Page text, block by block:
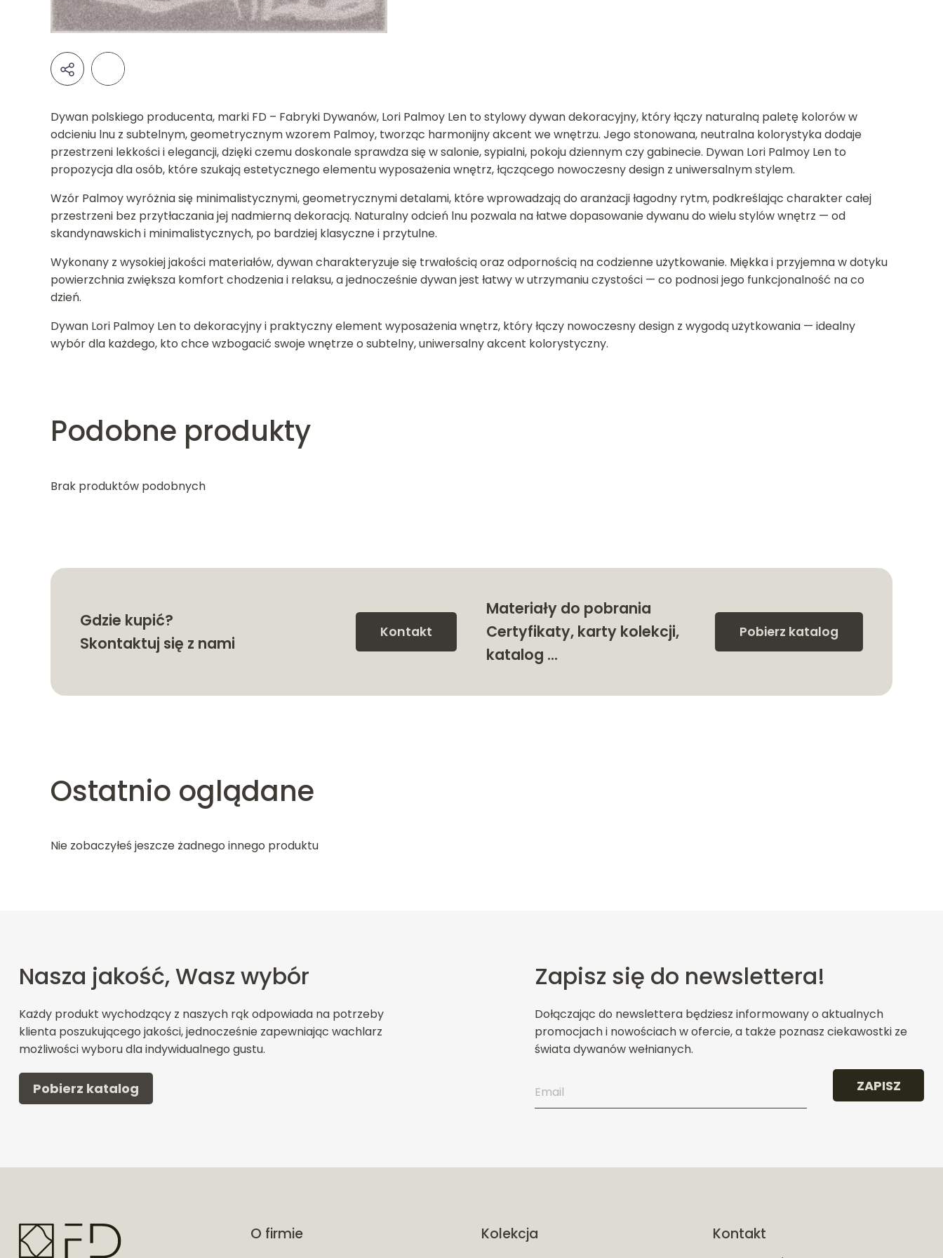
Dywan polskiego producenta, marki FD – Fabryki Dywanów, Lori Palmoy Len to stylowy dywan dekoracyjny, który łączy naturalną paletę kolorów w
odcieniu lnu z subtelnym, geometrycznym wzorem Palmoy, tworząc harmonijny akcent we wnętrzu. Jego stonowana, neutralna kolorystyka dodaje
przestrzeni lekkości i elegancji, dzięki czemu doskonale sprawdza się w salonie, sypialni, pokoju dziennym czy gabinecie. Dywan Lori Palmoy Len to
propozycja dla osób, które szukają estetycznego elementu wyposażenia wnętrz, łączącego nowoczesny design z uniwersalnym stylem.
Wzór Palmoy wyróżnia się minimalistycznymi, geometrycznymi detalami, które wprowadzają do aranżacji łagodny rytm, podkreślając charakter całej
przestrzeni bez przytłaczania jej nadmierną dekoracją. Naturalny odcień lnu pozwala na łatwe dopasowanie dywanu do wielu stylów wnętrz — od
skandynawskich i minimalistycznych, po bardziej klasyczne i przytulne.
Wykonany z wysokiej jakości materiałów, dywan charakteryzuje się trwałością oraz odpornością na codzienne użytkowanie. Miękka i przyjemna w dotyku
powierzchnia zwiększa komfort chodzenia i relaksu, a jednocześnie dywan jest łatwy w utrzymaniu czystości — co podnosi jego funkcjonalność na co
dzień.
Dywan Lori Palmoy Len to dekoracyjny i praktyczny element wyposażenia wnętrz, który łączy nowoczesny design z wygodą użytkowania — idealny
wybór dla każdego, kto chce wzbogacić swoje wnętrze o subtelny, uniwersalny akcent kolorystyczny.
Podobne produkty
Brak produktów podobnych
Gdzie kupić?
Skontaktuj się z nami
Kontakt
Materiały do pobrania
Certyfikaty, karty kolekcji,
katalog …
Pobierz katalog
Ostatnio oglądane
Nie zobaczyłeś jeszcze żadnego innego produktu
Nasza jakość, Wasz wybór
Każdy produkt wychodzący z naszych rąk odpowiada na potrzeby
klienta poszukującego jakości, jednocześnie zapewniając wachlarz
możliwości wyboru dla indywidualnego gustu.
Pobierz katalog
Zapisz się do newslettera!
Dołączając do newslettera będziesz informowany o aktualnych
promocjach i nowościach w ofercie, a także poznasz ciekawostki ze
świata dywanów wełnianych.
ZAPISZ
O firmie Kolekcja Kontakt